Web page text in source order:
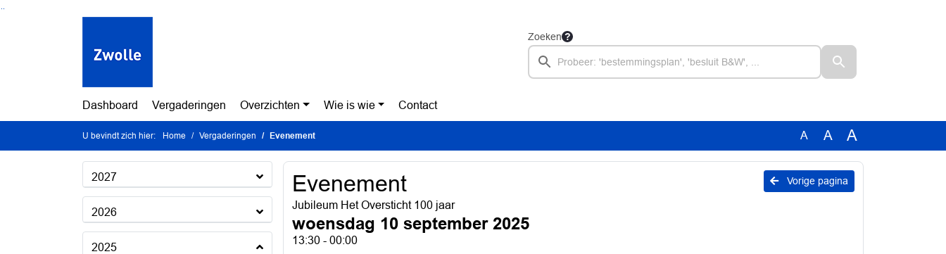
Ga naar de inhoud van deze pagina
Ga naar het zoeken
Ga naar het menu
Zoeken
Dashboard Vergaderingen Overzichten Wie is wie Contact
U bevindt zich hier: Home Vergaderingen Evenement A A A
2027
2026
2025
Vorige pagina
Evenement
Jubileum Het Oversticht 100 jaar
woensdag 10 september 2025
13:30 - 00:00